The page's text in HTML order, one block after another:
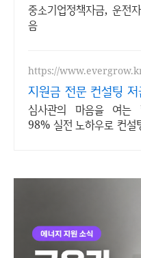
중소기업정책자금, 운전
음
https://
지원금 전문 컨설팅 저
금 지금 신청
심사관의 마음을 여는
98% 실전 노하우로 컨설